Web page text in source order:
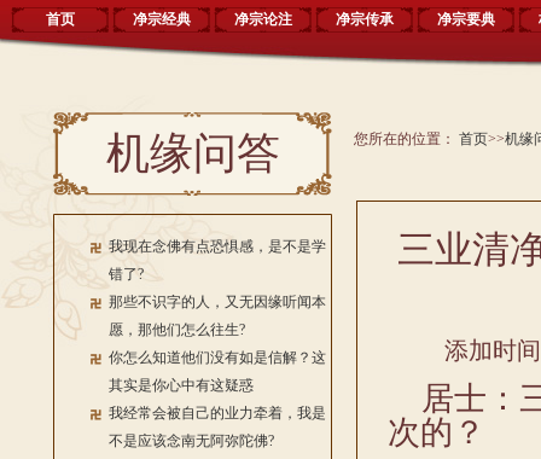
首页 净宗经典 净宗论注 净宗传承 净宗要典
机缘问答
我现在念佛有点恐惧感，是不是学
错了?
那些不识字的人，又无因缘听闻本
愿，那他们怎么往生?
你怎么知道他们没有如是信解？这
其实是你心中有这疑惑
我经常会被自己的业力牵着，我是
不是应该念南无阿弥陀佛?
您所在的位置： 首页>>机缘
三业清
添加时
居士：
次的？